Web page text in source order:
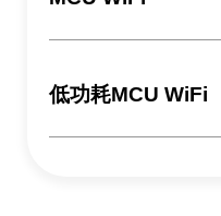
低功耗MCU WiFi